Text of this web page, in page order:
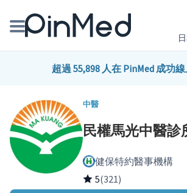
線上預約醫師、院所
醫師專欄專訪
健康主題館
我是醫療人員
超過 55,898 人在 PinMed 成功
中醫
民權馬光中醫診
健保特約醫事機構
5(321)